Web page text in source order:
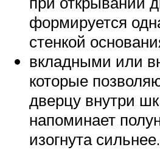
формируется
стенкой
вкладными или
которые
дверцу внутри
напоминает
изогнута сильнее.